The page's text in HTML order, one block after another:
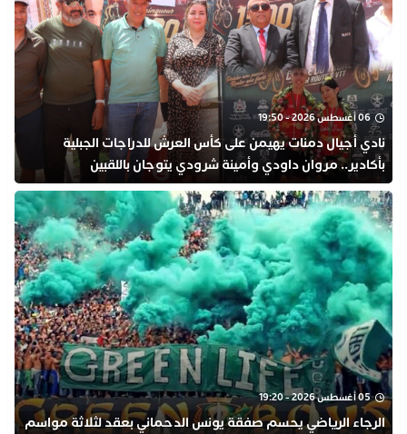
06 أغسطس 2026 - 19:50
نادي أجيال دمنات يهيمن على كأس العرش للدراجات الجبلية
بأكادير.. مروان داودي وأمينة شرودي يتوجان باللقبين
05 أغسطس 2026 - 19:20
الرجاء الرياضي يحسم صفقة يونس الدحماني بعقد لثلاثة مواسم